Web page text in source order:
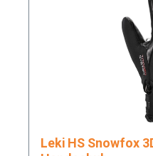
Leki HS Snowfox 3D Women Mitt